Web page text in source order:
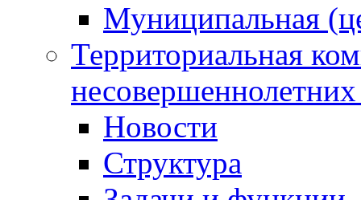
Муниципальная
Территориальная
Новости
Структура